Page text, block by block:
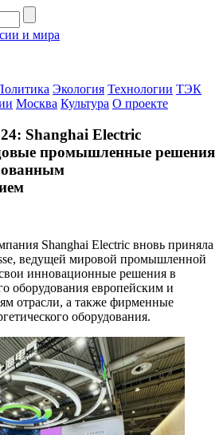
и мира
Экология Технологии ТЭК
Москва Культура О проекте
Shanghai Electric
промышленные решения
Shanghai Electric вновь приняла
ведущей мировой промышленной
инновационные решения в
оборудования европейским и
отрасли, а также фирменные
оборудования.